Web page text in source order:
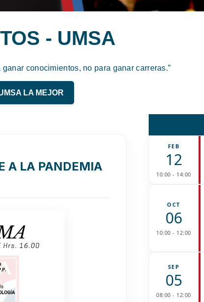
- UMSA
conocimientos, no para ganar carreras.”
LA MEJOR
A LA PANDEMIA
FEB
12
10:00 - 14:00
OCT
06
10:00 - 12:00
SEP
05
08:00 - 12:00